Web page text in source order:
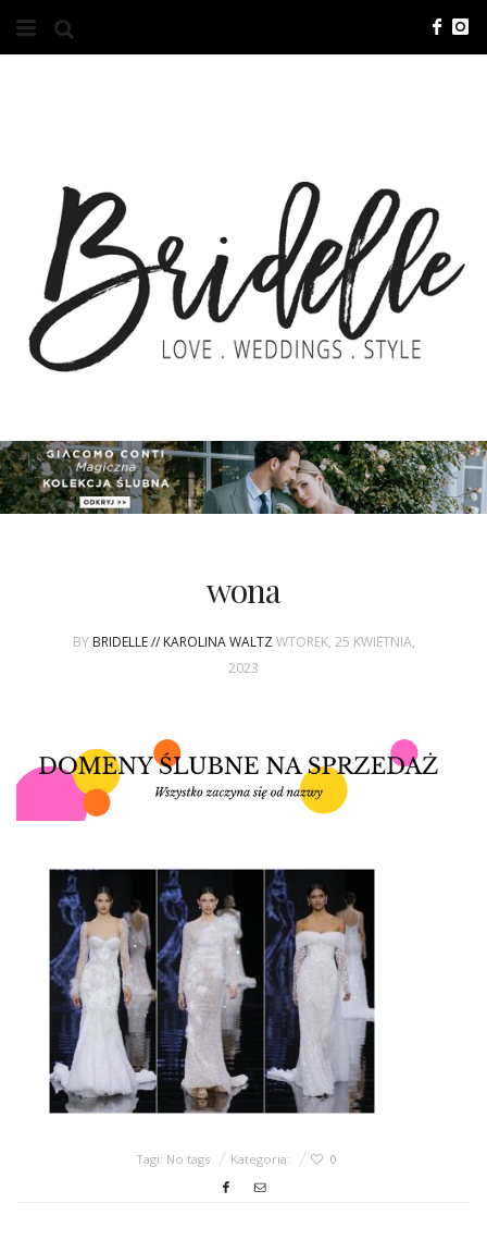
O NAS
KONTAKT
REKLAMA
ADVERTISING
ZGŁOSZENIA
POLECANE FIRMY
WASZE ŚLUBY
{HOT SEXY BEST}
BRI GROUP
ŚLUBNE STYLE
MAGAZYNY
ARCHIWUM
wona
BY BRIDELLE // KAROLINA WALTZ WTOREK, 25 KWIETNIA,
2023
Tagi: No tags Kategoria: 0